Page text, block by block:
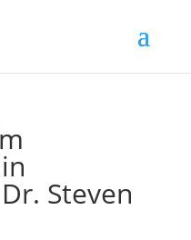
Steven